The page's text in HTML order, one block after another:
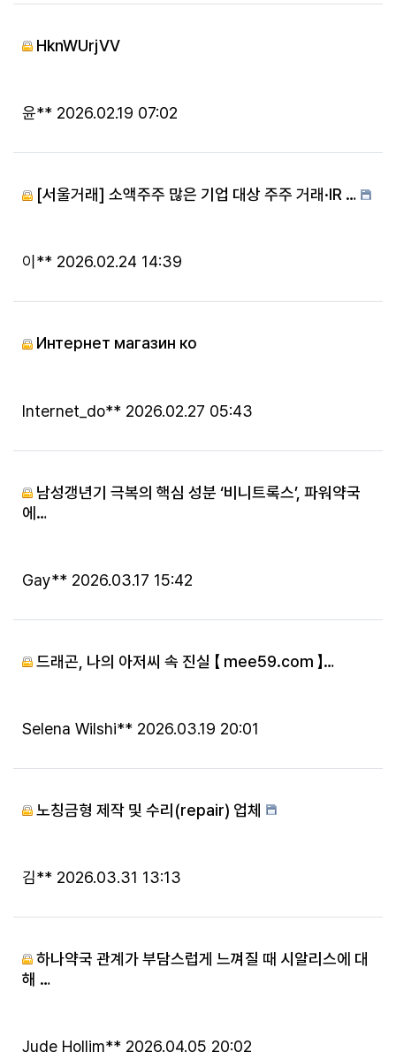
HknWUrjVV
등록자
윤** 등록일
2026.02.19 07:02
[서울거래] 소액주주 많은 기업 대상 주주 거래·IR …
등록자
이** 등록일
2026.02.24 14:39
Интернет магазин ко
등록자
Internet_do** 등록일
2026.02.27 05:43
에…
등록자
Gay** 등록일
2026.03.17 15:42
드래곤, 나의 아저씨 속 진실 【 mee59.com 】…
등록자
Selena Wilshi** 등록일
2026.03.19 20:01
노칭금형 제작 및 수리(repair) 업체
등록자
김** 등록일
2026.03.31 13:13
해 …
등록자
Jude Hollim** 등록일
2026.04.05 20:02